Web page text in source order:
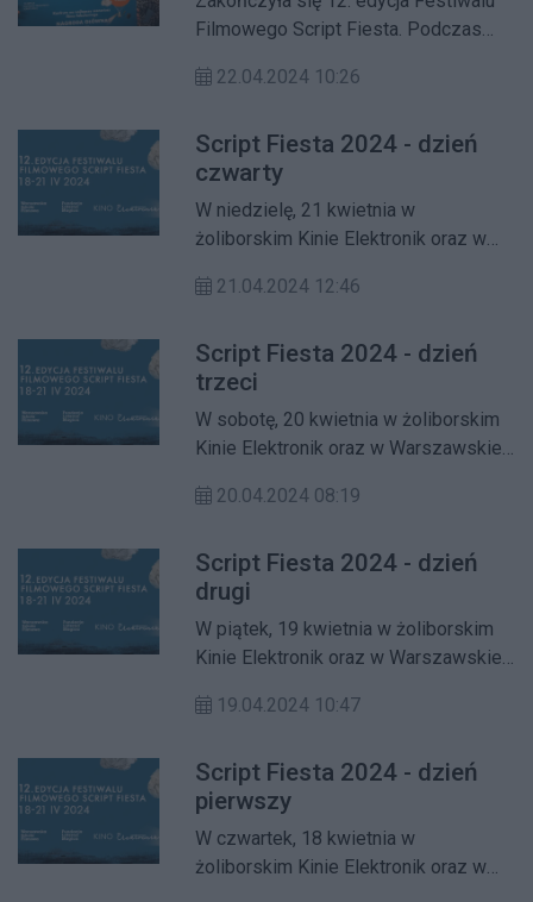
Filmowego Script Fiesta. Podczas
zwycięzców konkursów
scenariusz filmu zrealizowanego i 50
tys. zł otrzymał Damian Kocur za
„Chleb i sól". Gośćmi wieczoru byli
m.in. Katarzyna Figura, Marek Kalita,
Szumowska, Olga Bołądź.
22.04.2024 10:26
Script Fiesta 2024 - dzień
czwarty
W niedzielę, 21 kwietnia w
żoliborskim Kinie Elektronik oraz w
kolejne wydarzenia w ramach 12.
Festiwalu Filmowego poświęconego
sztuce scenariuszowej.
21.04.2024 12:46
Script Fiesta 2024 - dzień
trzeci
W sobotę, 20 kwietnia w żoliborskim
Kinie Elektronik oraz w Warszawskiej
w ramach 12. edycji Script Fiesty –
poświęconego sztuce
scenariuszowej.
20.04.2024 08:19
Script Fiesta 2024 - dzień
drugi
W piątek, 19 kwietnia w żoliborskim
Kinie Elektronik oraz w Warszawskiej
w ramach 12. edycji Script Fiesty –
poświęconego sztuce
scenariuszowej.
19.04.2024 10:47
Script Fiesta 2024 - dzień
pierwszy
W czwartek, 18 kwietnia w
żoliborskim Kinie Elektronik oraz w